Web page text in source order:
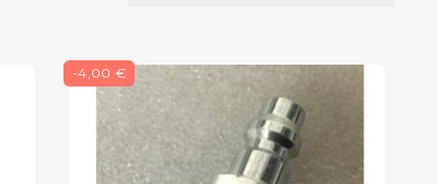
-4,00 €